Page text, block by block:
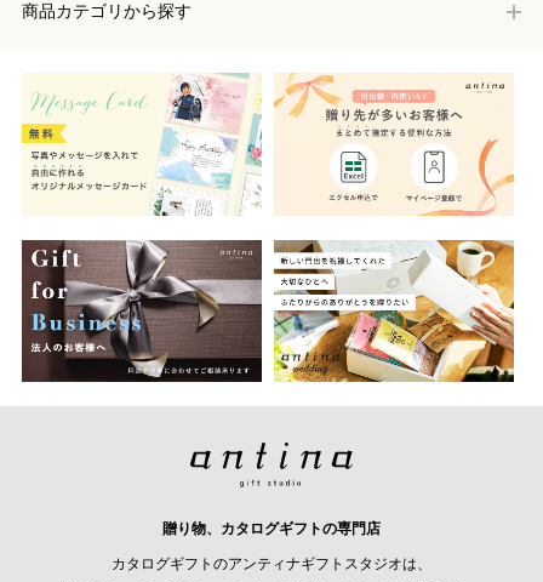
商品カテゴリから探す
贈り物、カタログギフトの専門店
カタログギフトのアンティナギフトスタジオは、